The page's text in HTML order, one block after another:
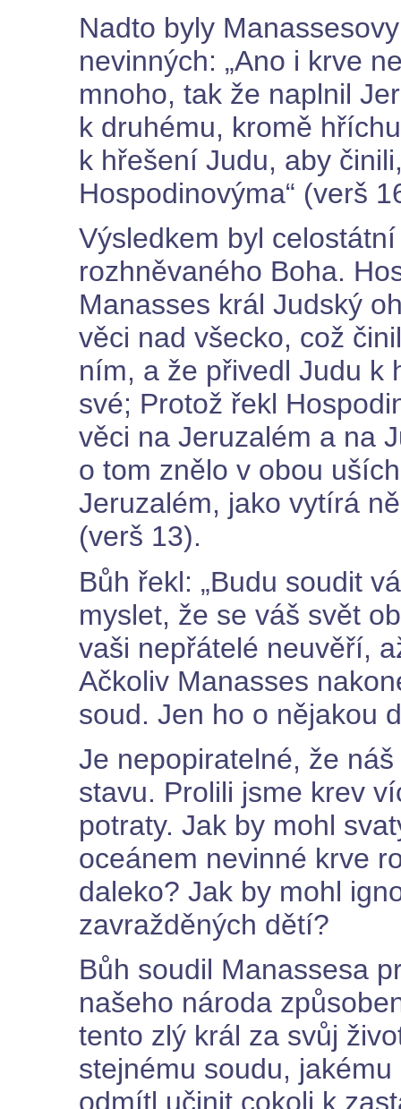
Nadto byly
nevinných: „Ano i krve
mnoho, tak že naplnil
k druhému, kromě
k hřešení Judu, aby
Hospodinovýma“ (verš
Výsledkem byl
rozhněvaného Boha.
Manasses král Judský
věci nad všecko, což
ním, a že přivedl Judu k
své; Protož řekl
věci na Jeruzalém a na
o tom znělo v obou
Jeruzalém, jako vytírá
(verš 13).
Bůh řekl: „Budu soudit
myslet, že se váš svět
vaši nepřátelé neuvěří,
Ačkoliv Manasses
soud. Jen ho o nějakou
Je nepopiratelné, že
stavu. Prolili jsme krev
potraty. Jak by mohl
oceánem nevinné krve
daleko? Jak by mohl
zavražděných dětí?
Bůh soudil Manassesa
našeho národa
tento zlý král za svůj
stejnému soudu,
odmítl učinit cokoli k